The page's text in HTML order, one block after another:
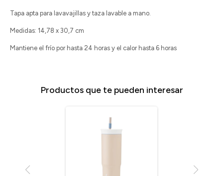
Tapa apta para lavavajillas y taza lavable a mano.
Medidas: 14,78 x 30,7 cm
Mantiene el frío por hasta 24 horas y el calor hasta 6 horas
Productos que te pueden interesar